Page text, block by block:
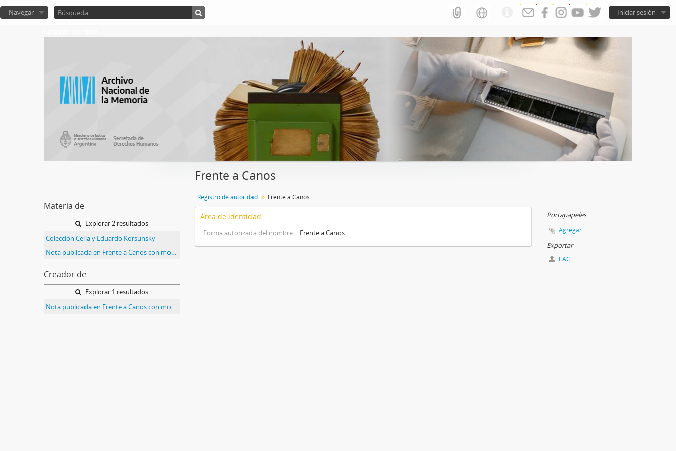
Iniciar sesión
Navegar
Materia de
Explorar 2 resultados
Colección Celia y Eduardo Korsunsky
Creador de
Explorar 1 resultados
Frente a Canos
Registro de autoridad Frente a Canos
Área de identidad
Forma autorizada del nombre Frente a Canos
Portapapeles
Agregar
Exportar
EAC